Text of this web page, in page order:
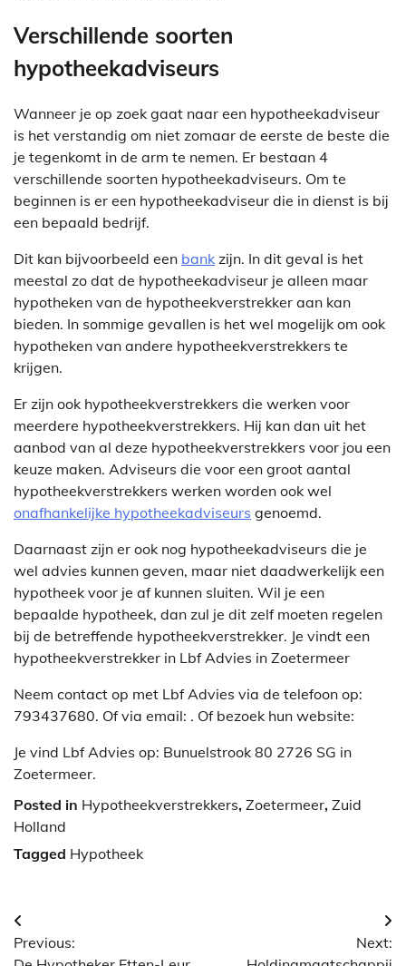
Verschillende soorten
hypotheekadviseurs
Wanneer je op zoek gaat naar een hypotheekadviseur
is het verstandig om niet zomaar de eerste de beste die
je tegenkomt in de arm te nemen. Er bestaan 4
verschillende soorten hypotheekadviseurs. Om te
beginnen is er een hypotheekadviseur die in dienst is bij
een bepaald bedrijf.
Dit kan bijvoorbeeld een bank zijn. In dit geval is het
meestal zo dat de hypotheekadviseur je alleen maar
hypotheken van de hypotheekverstrekker aan kan
bieden. In sommige gevallen is het wel mogelijk om ook
hypotheken van andere hypotheekverstrekkers te
krijgen.
Er zijn ook hypotheekverstrekkers die werken voor
meerdere hypotheekverstrekkers. Hij kan dan uit het
aanbod van al deze hypotheekverstrekkers voor jou een
keuze maken. Adviseurs die voor een groot aantal
hypotheekverstrekkers werken worden ook wel
onafhankelijke hypotheekadviseurs genoemd.
Daarnaast zijn er ook nog hypotheekadviseurs die je
wel advies kunnen geven, maar niet daadwerkelijk een
hypotheek voor je af kunnen sluiten. Wil je een
bepaalde hypotheek, dan zul je dit zelf moeten regelen
bij de betreffende hypotheekverstrekker. Je vindt een
hypotheekverstrekker in Lbf Advies in Zoetermeer
Neem contact op met Lbf Advies via de telefoon op:
793437680. Of via email: . Of bezoek hun website:
Je vind Lbf Advies op: Bunuelstrook 80 2726 SG in
Zoetermeer.
Posted in Hypotheekverstrekkers, Zoetermeer, Zuid
Holland
Tagged Hypotheek
Berichtnavigatie
Previous:
Next: